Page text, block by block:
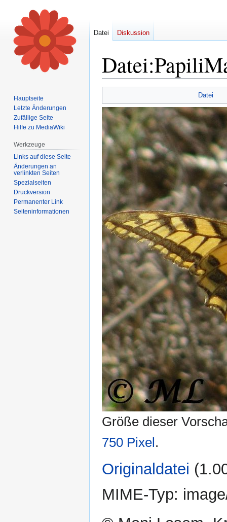
Datei:
Navigation
springen
Suche
springen
Datei
Größe dieser
750 Pixel.
Originaldatei
MIME-Typ:
Datei Diskussion
Hauptseite
Letzte Änderungen
Zufällige Seite
Hilfe zu MediaWiki
Werkzeuge
Links auf diese Seite
Änderungen an
verlinkten Seiten
Spezialseiten
Druckversion
Permanenter Link
Seiten­informationen